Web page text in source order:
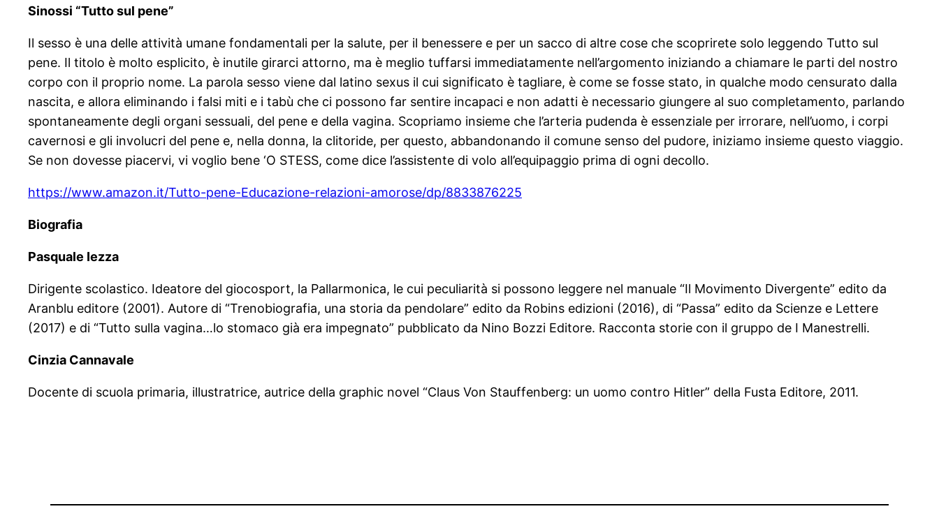
Sinossi “Tutto sul pene”
Il sesso è una delle attività umane fondamentali per la salute, per il benessere e per un sacco di altre cose che scoprirete solo leggendo Tutto sul
pene. Il titolo è molto esplicito, è inutile girarci attorno, ma è meglio tuffarsi immediatamente nell’argomento iniziando a chiamare le parti del nostro
corpo con il proprio nome. La parola sesso viene dal latino sexus il cui significato è tagliare, è come se fosse stato, in qualche modo censurato dalla
nascita, e allora eliminando i falsi miti e i tabù che ci possono far sentire incapaci e non adatti è necessario giungere al suo completamento, parlando
spontaneamente degli organi sessuali, del pene e della vagina. Scopriamo insieme che l’arteria pudenda è essenziale per irrorare, nell’uomo, i corpi
cavernosi e gli involucri del pene e, nella donna, la clitoride, per questo, abbandonando il comune senso del pudore, iniziamo insieme questo viaggio.
Se non dovesse piacervi, vi voglio bene ‘O STESS, come dice l’assistente di volo all’equipaggio prima di ogni decollo.
https://www.amazon.it/Tutto-pene-Educazione-relazioni-amorose/dp/8833876225
Biografia
Pasquale Iezza
Dirigente scolastico. Ideatore del giocosport, la Pallarmonica, le cui peculiarità si possono leggere nel manuale “Il Movimento Divergente” edito da
Aranblu editore (2001). Autore di “Trenobiografia, una storia da pendolare” edito da Robins edizioni (2016), di “Passa” edito da Scienze e Lettere
(2017) e di “Tutto sulla vagina…lo stomaco già era impegnato” pubblicato da Nino Bozzi Editore. Racconta storie con il gruppo de I Manestrelli.
Cinzia Cannavale
Docente di scuola primaria, illustratrice, autrice della graphic novel “Claus Von Stauffenberg: un uomo contro Hitler” della Fusta Editore, 2011.